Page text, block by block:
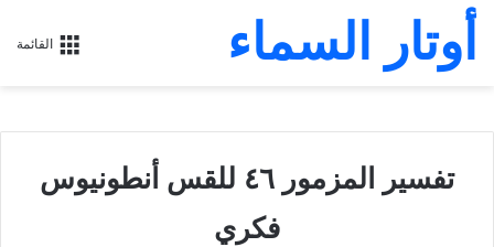
القائمة أوتار السماء
تفسير المزمور ٤٦ للقس أنطونيوس
فكري